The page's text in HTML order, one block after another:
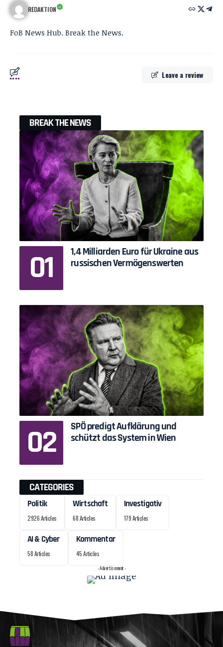
REDAKTION
FoB News Hub. Break the News.
Leave a review
BREAK THE NEWS
1,4 Milliarden Euro für Ukraine aus
russischen Vermögenswerten
SPÖ predigt Aufklärung und
schützt das System in Wien
CATEGORIES
Politik
2926 Articles
Wirtschaft
68 Articles
Investigativ
179 Articles
AI & Cyber
58 Articles
Kommentar
45 Articles
- Advertisement -